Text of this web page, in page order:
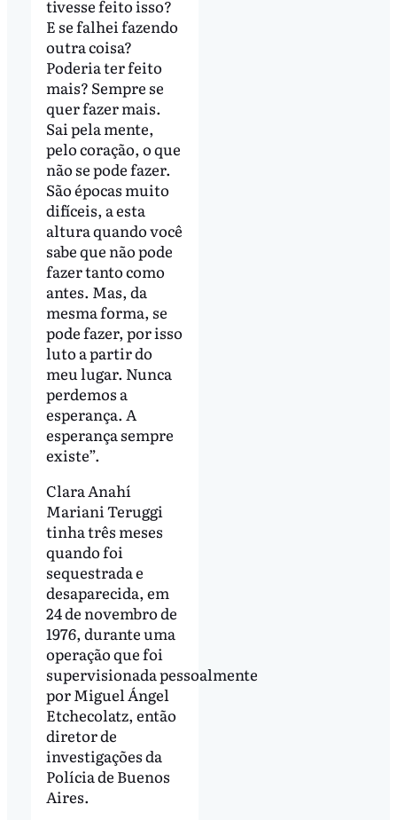
tivesse feito isso?
E se falhei fazendo
outra coisa?
Poderia ter feito
mais? Sempre se
quer fazer mais.
Sai pela mente,
pelo coração, o que
não se pode fazer.
São épocas muito
difíceis, a esta
altura quando você
sabe que não pode
fazer tanto como
antes. Mas, da
mesma forma, se
pode fazer, por isso
luto a partir do
meu lugar. Nunca
perdemos a
esperança. A
esperança sempre
existe”.
Clara Anahí
Mariani Teruggi
tinha três meses
quando foi
sequestrada e
desaparecida, em
24 de novembro de
1976, durante uma
operação que foi
supervisionada pessoalmente
por Miguel Ángel
Etchecolatz, então
diretor de
investigações da
Polícia de Buenos
Aires.